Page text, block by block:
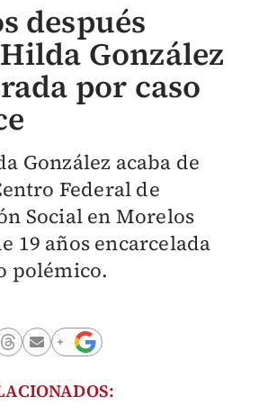
después
González
por caso
González acaba de
Federal de
Social en Morelos
19 años encarcelada
polémico.